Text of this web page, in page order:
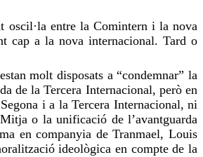
oscil·la entre la Cominterni la nova
cap a la nova internacional. Tard o
molt disposats a “condemnar” la
de la Tercera Internacional, però en
i a la Tercera Internacional, ni
Mitjao la unificació de l’avantguarda
en companyia deTranmael, Louis
ideològica en compte de la